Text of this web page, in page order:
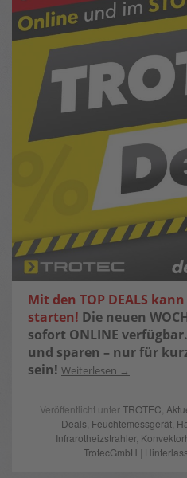
Mit den TOP DEALS
starten! Die neuen
sofort ONLINE
und sparen – nur für
sein! Weiterlesen
Veröffentlicht unterTROTEC
Deals Feuchtemessgerät
Infrarotheizstrahler,
TrotecGmbH |